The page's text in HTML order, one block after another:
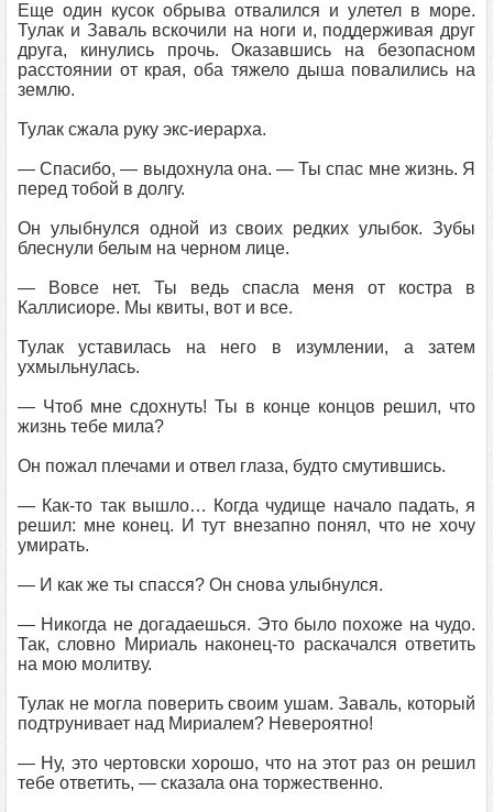
Еще один кусок обрыва отвалился и улетел в море.
Тулак и Заваль вскочили на ноги и, поддерживая друг
друга, кинулись прочь. Оказавшись на безопасном
расстоянии от края, оба тяжело дыша повалились на
землю.
Тулак сжала руку экс-иерарха.
— Спасибо, — выдохнула она. — Ты спас мне жизнь. Я
перед тобой в долгу.
Он улыбнулся одной из своих редких улыбок. Зубы
блеснули белым на черном лице.
— Вовсе нет. Ты ведь спасла меня от костра в
Каллисиоре. Мы квиты, вот и все.
Тулак уставилась на него в изумлении, а затем
ухмыльнулась.
— Чтоб мне сдохнуть! Ты в конце концов решил, что
жизнь тебе мила?
Он пожал плечами и отвел глаза, будто смутившись.
— Как-то так вышло… Когда чудище начало падать, я
решил: мне конец. И тут внезапно понял, что не хочу
умирать.
— И как же ты спасся? Он снова улыбнулся.
— Никогда не догадаешься. Это было похоже на чудо.
Так, словно Мириаль наконец-то раскачался ответить
на мою молитву.
Тулак не могла поверить своим ушам. Заваль, который
подтрунивает над Мириалем? Невероятно!
— Ну, это чертовски хорошо, что на этот раз он решил
тебе ответить, — сказала она торжественно.